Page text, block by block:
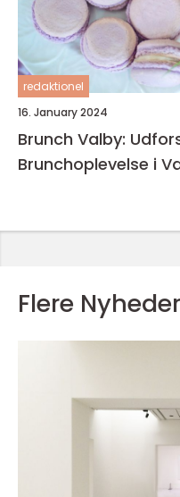
redaktionel
16. January 2024
Brunch Valby:
Brunchoplevelse i
Flere Nyheder